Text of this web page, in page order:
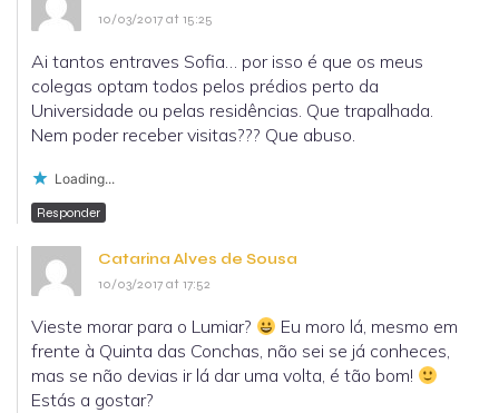
10/03/2017 at 15:25
Ai tantos entraves Sofia… por isso é que os meus
colegas optam todos pelos prédios perto da
Universidade ou pelas residências. Que trapalhada.
Nem poder receber visitas??? Que abuso.
Loading...
Responder
Catarina Alves de Sousa
10/03/2017 at 17:52
Vieste morar para o Lumiar?
Eu moro lá, mesmo em
frente à Quinta das Conchas, não sei se já conheces,
mas se não devias ir lá dar uma volta, é tão bom!
Estás a gostar?